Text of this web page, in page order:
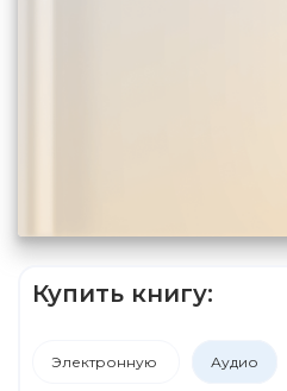
Купить книгу:
Электронную Аудио